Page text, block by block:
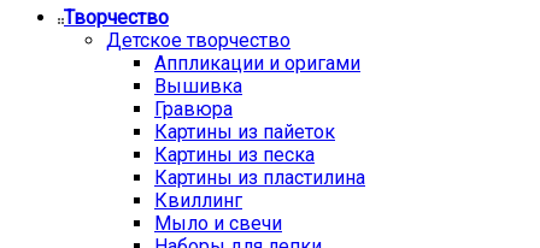
Творчество
Детское творчество
Аппликации и оригами
Вышивка
Гравюра
Картины из пайеток
Картины из песка
Картины из пластилина
Квиллинг
Мыло и свечи